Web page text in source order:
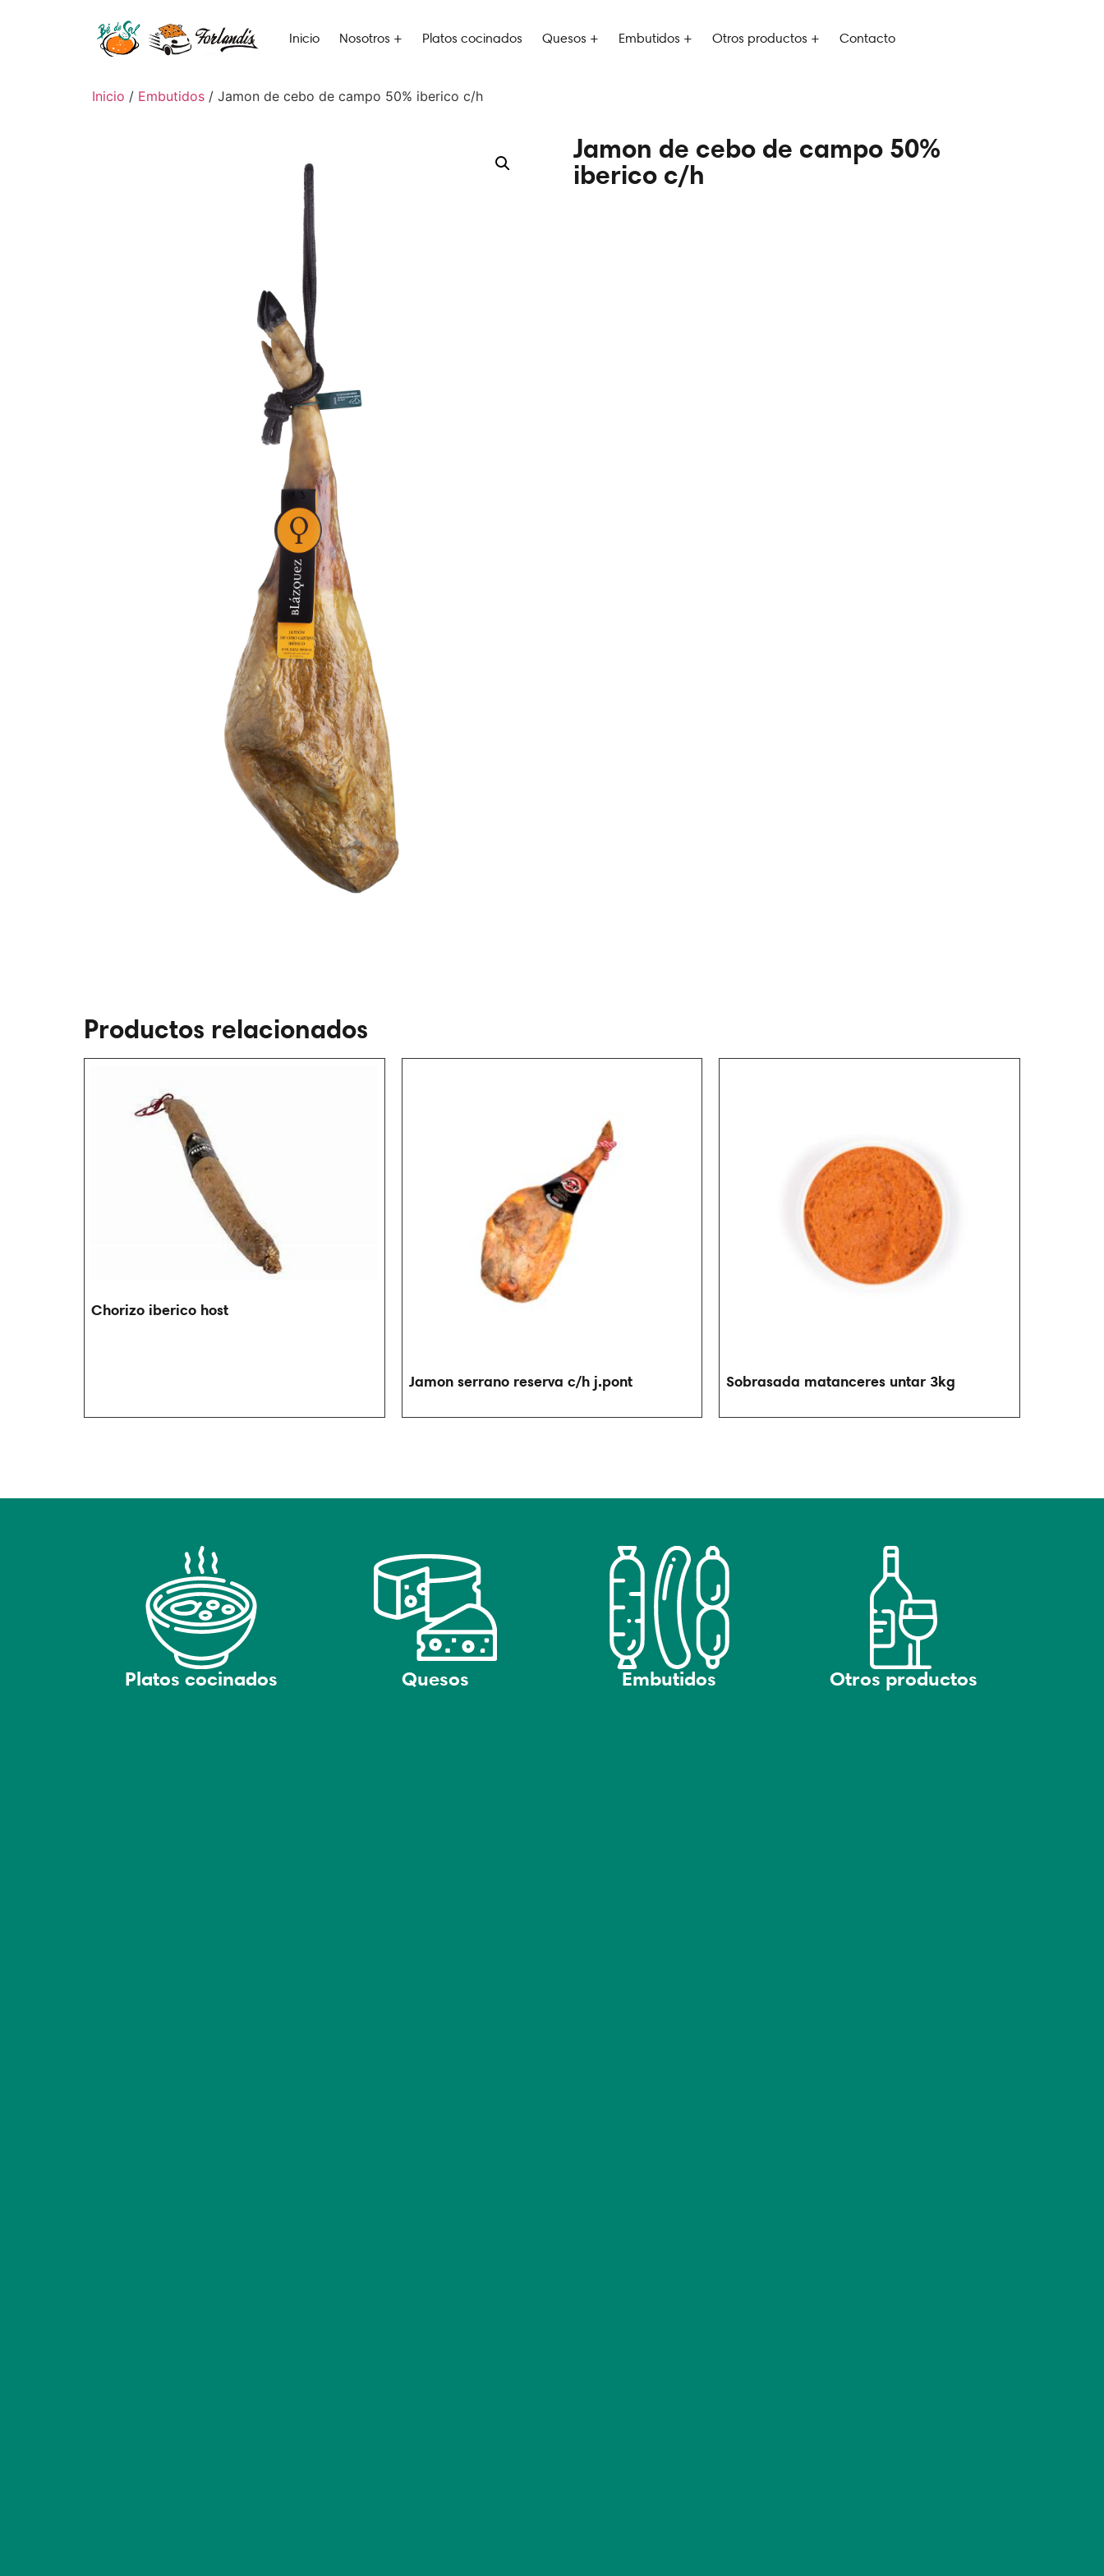
Inicio Nosotros + Platos cocinados Quesos + Embutidos + Otros productos + Contacto
Inicio / Embutidos / Jamon de cebo de campo 50% iberico c/h
Jamon de cebo de campo 50%
iberico c/h
Productos relacionados
Chorizo iberico host
Jamon serrano reserva c/h j.pont Sobrasada matanceres untar 3kg
Platos cocinados Quesos Embutidos Otros productos